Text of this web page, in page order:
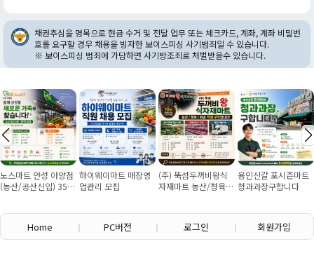
채권추심을 명목으로 현금 수거 및 전달 업무 또는 체크카드, 계좌, 계좌 비밀번
호를 요구할 경우 채용을 빙자한 보이스피싱 사기범죄일 수 있습니다.
※ 보이스피싱 범죄에 가담하면 사기방조죄로 처벌받을수 있습니다.
노스마트 안성 아양점
(농산/공산신입) 355
하이웨이마트 매장영
업관리 모집
(주) 뚝섬두꺼비왕식
자재마트 농산/졍육/
용인신갈 포시즌마트
청과과장구합니다
Home PC버전 로그인 회원가입